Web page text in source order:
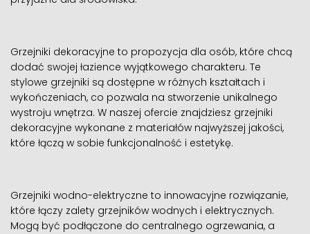
Grzejniki dekoracyjne to propozycja dla osób, które chcą
dodać swojej łazience wyjątkowego charakteru. Te
stylowe grzejniki są dostępne w różnych kształtach i
wykończeniach, co pozwala na stworzenie unikalnego
wystroju wnętrza. W naszej ofercie znajdziesz grzejniki
dekoracyjne wykonane z materiałów najwyższej jakości,
które łączą w sobie funkcjonalność i estetykę.
Grzejniki wodno-elektryczne to innowacyjne rozwiązanie,
które łączy zalety grzejników wodnych i elektrycznych.
Mogą być podłączone do centralnego ogrzewania, a